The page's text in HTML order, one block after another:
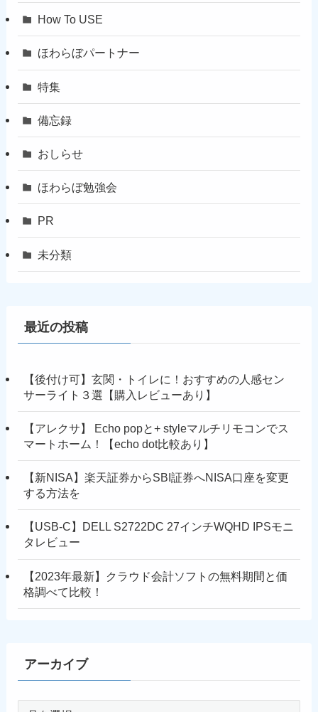
How To USE
ほわらぼパートナー
特集
備忘録
おしらせ
ほわらぼ勉強会
PR
未分類
最近の投稿
【後付け可】玄関・トイレに！おすすめの人感セン
サーライト３選【購入レビューあり】
【アレクサ】 Echo popと+ styleマルチリモコンでス
マートホーム！【echo dot比較あり】
【新NISA】楽天証券からSBI証券へNISA口座を変更
する方法を
【USB-C】DELL S2722DC 27インチWQHD IPSモニ
タレビュー
【2023年最新】クラウド会計ソフトの無料期間と価
格調べて比較！
アーカイブ